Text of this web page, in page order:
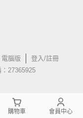
電腦版
登入/註冊
27365925
購物車 會員中心